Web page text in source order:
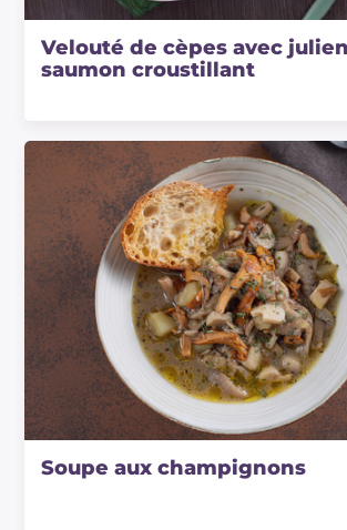
Velouté de cèpes avec
saumon croustillant
Soupe aux champignons